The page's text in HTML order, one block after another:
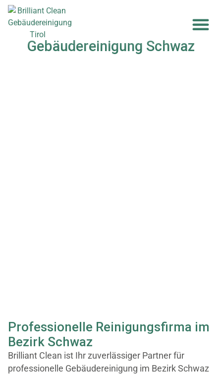
Gebäudereinigung Schwaz
Professionelle Reinigungsfirma im
Bezirk Schwaz
Brilliant Clean ist Ihr zuverlässiger Partner für
professionelle Gebäudereinigung im Bezirk Schwaz